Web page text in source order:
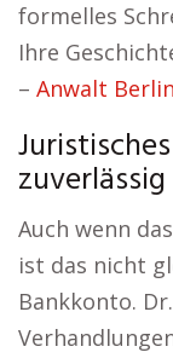
formelles
Ihre
– Anwalt Berlin
zuverlässig
Auch wenn
ist das nicht
Bankkonto.